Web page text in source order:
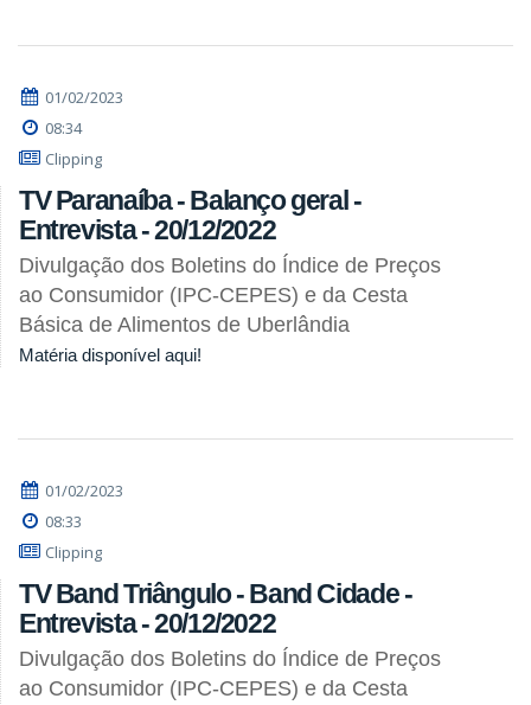
01/02/2023
08:34
Clipping
TV Paranaíba - Balanço geral -
Entrevista - 20/12/2022
Divulgação dos Boletins do Índice de Preços
ao Consumidor (IPC-CEPES) e da Cesta
Básica de Alimentos de Uberlândia
Matéria disponível aqui!
01/02/2023
08:33
Clipping
TV Band Triângulo - Band Cidade -
Entrevista - 20/12/2022
Divulgação dos Boletins do Índice de Preços
ao Consumidor (IPC-CEPES) e da Cesta